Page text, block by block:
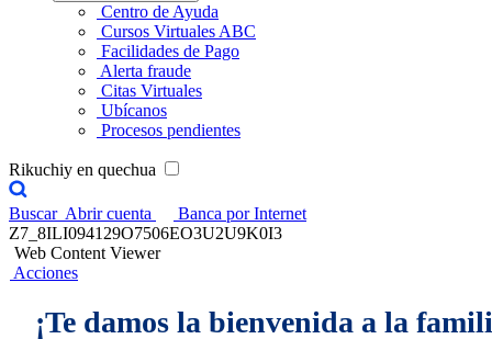
Centro de Ayuda
Cursos Virtuales ABC
Facilidades de Pago
Alerta fraude
Citas Virtuales
Ubícanos
Procesos pendientes
Rikuchiy en quechua
Buscar Abrir cuenta
Banca por Internet
Z7_8ILI094129O7506EO3U2U9K0I3
Web Content Viewer
Acciones
¡Te damos la bienvenida a la